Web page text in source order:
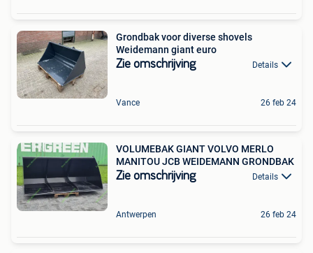
Grondbak voor diverse shovels
Weidemann giant euro
Zie omschrijving Details
Vance 26 feb 24
VOLUMEBAK GIANT VOLVO MERLO
MANITOU JCB WEIDEMANN GRONDBAK
Zie omschrijving Details
Antwerpen 26 feb 24